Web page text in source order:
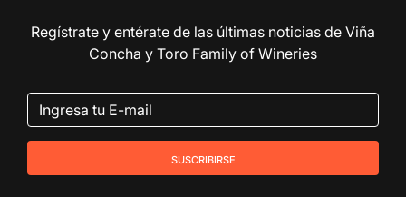
Regístrate y entérate de las últimas noticias de Viña
Concha y Toro Family of Wineries
suscribirse